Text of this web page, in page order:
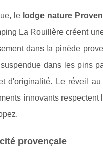
le lodge nature
La Rouillère créent
dans la pinède
dans les pins
d'originalité. Le réveil
innovants respectent
provençale